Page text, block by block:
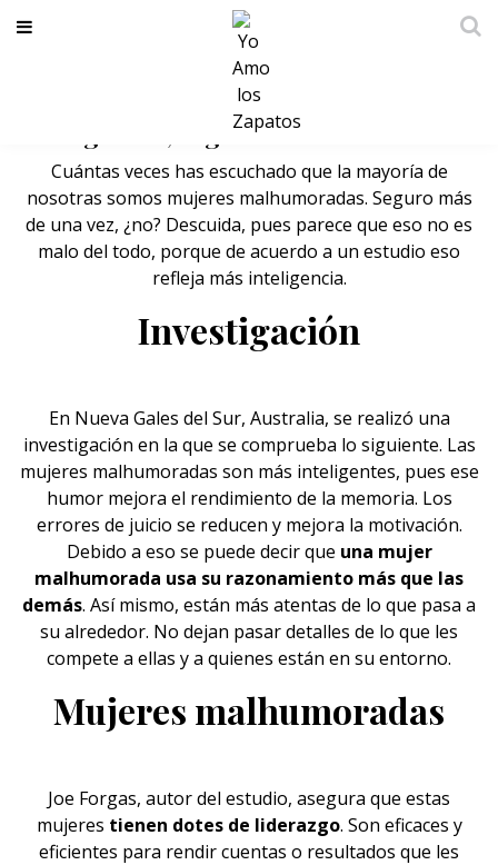
Las mujeres malhumoradas son más
inteligentes, según un estudio
Cuántas veces has escuchado que la mayoría de
nosotras somos mujeres malhumoradas. Seguro más
de una vez, ¿no? Descuida, pues parece que eso no es
malo del todo, porque de acuerdo a un estudio eso
refleja más inteligencia.
Investigación
En Nueva Gales del Sur, Australia, se realizó una
investigación en la que se comprueba lo siguiente. Las
mujeres malhumoradas son más inteligentes, pues ese
humor mejora el rendimiento de la memoria. Los
errores de juicio se reducen y mejora la motivación.
Debido a eso se puede decir que una mujer
malhumorada usa su razonamiento más que las
demás. Así mismo, están más atentas de lo que pasa a
su alrededor. No dejan pasar detalles de lo que les
compete a ellas y a quienes están en su entorno.
Mujeres malhumoradas
Joe Forgas, autor del estudio, asegura que estas
mujeres tienen dotes de liderazgo. Son eficaces y
eficientes para rendir cuentas o resultados que les